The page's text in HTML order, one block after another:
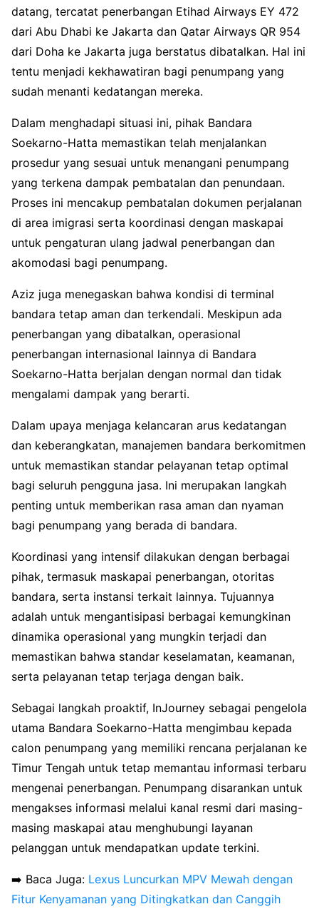
datang, tercatat penerbangan Etihad Airways EY 472
dari Abu Dhabi ke Jakarta dan Qatar Airways QR 954
dari Doha ke Jakarta juga berstatus dibatalkan. Hal ini
tentu menjadi kekhawatiran bagi penumpang yang
sudah menanti kedatangan mereka.
Dalam menghadapi situasi ini, pihak Bandara
Soekarno-Hatta memastikan telah menjalankan
prosedur yang sesuai untuk menangani penumpang
yang terkena dampak pembatalan dan penundaan.
Proses ini mencakup pembatalan dokumen perjalanan
di area imigrasi serta koordinasi dengan maskapai
untuk pengaturan ulang jadwal penerbangan dan
akomodasi bagi penumpang.
Aziz juga menegaskan bahwa kondisi di terminal
bandara tetap aman dan terkendali. Meskipun ada
penerbangan yang dibatalkan, operasional
penerbangan internasional lainnya di Bandara
Soekarno-Hatta berjalan dengan normal dan tidak
mengalami dampak yang berarti.
Dalam upaya menjaga kelancaran arus kedatangan
dan keberangkatan, manajemen bandara berkomitmen
untuk memastikan standar pelayanan tetap optimal
bagi seluruh pengguna jasa. Ini merupakan langkah
penting untuk memberikan rasa aman dan nyaman
bagi penumpang yang berada di bandara.
Koordinasi yang intensif dilakukan dengan berbagai
pihak, termasuk maskapai penerbangan, otoritas
bandara, serta instansi terkait lainnya. Tujuannya
adalah untuk mengantisipasi berbagai kemungkinan
dinamika operasional yang mungkin terjadi dan
memastikan bahwa standar keselamatan, keamanan,
serta pelayanan tetap terjaga dengan baik.
Sebagai langkah proaktif, InJourney sebagai pengelola
utama Bandara Soekarno-Hatta mengimbau kepada
calon penumpang yang memiliki rencana perjalanan ke
Timur Tengah untuk tetap memantau informasi terbaru
mengenai penerbangan. Penumpang disarankan untuk
mengakses informasi melalui kanal resmi dari masing-
masing maskapai atau menghubungi layanan
pelanggan untuk mendapatkan update terkini.
➡️ Baca Juga: Lexus Luncurkan MPV Mewah dengan
Fitur Kenyamanan yang Ditingkatkan dan Canggih